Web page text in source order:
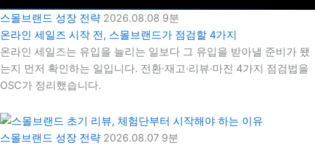
스몰브랜드 성장 전략 2026.08.08 9분
온라인 세일즈 시작 전, 스몰브랜드가 점검할 4가지
온라인 세일즈는 유입을 늘리는 일보다 그 유입을 받아낼 준비가 됐
는지 먼저 확인하는 일입니다. 전환·재고·리뷰·마진 4가지 점검법을
OSC가 정리했습니다.
스몰브랜드 성장 전략 2026.08.07 9분